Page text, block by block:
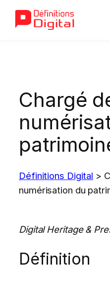
Chargé
Définitions Digital >
numérisation du
Digital Heritage &
Définition